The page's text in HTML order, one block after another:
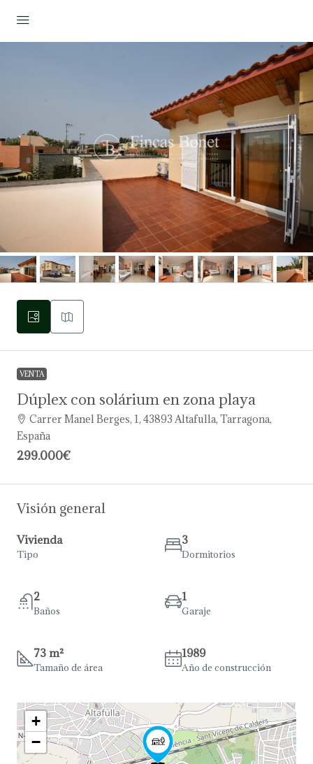
VENTA
Dúplex con solárium en zona playa
Carrer Manel Berges, 1, 43893 Altafulla, Tarragona,
España
299.000€
Visión general
Vivienda
Tipo
3
Dormitorios
2
Baños
1
Garaje
73 m²
Tamaño de área
1989
Año de construcción
+
−